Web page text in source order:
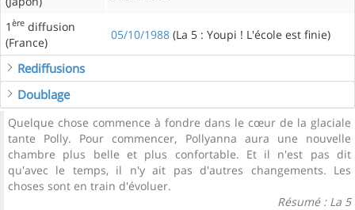
1 ère diffusion
(France)
05/10/1988 (La 5 : Youpi ! L'école est finie)
Rediffusions
Doublage
Quelque chose commence à fondre dans le cœur de la glaciale
tante Polly. Pour commencer, Pollyanna aura une nouvelle
chambre plus belle et plus confortable. Et il n'est pas dit
qu'avec le temps, il n'y ait pas d'autres changements. Les
choses sont en train d'évoluer.
Résumé : La 5